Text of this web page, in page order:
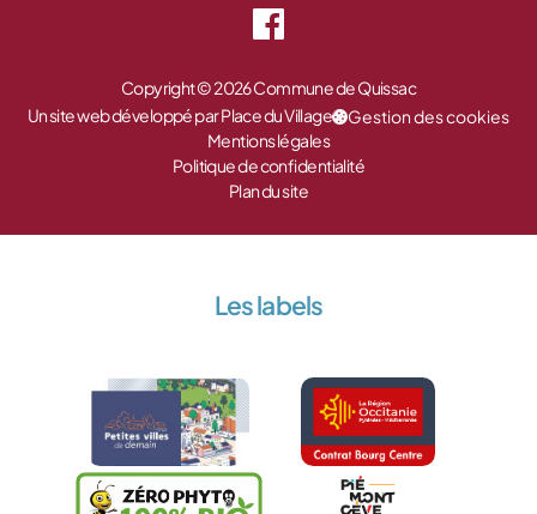
Copyright © 2026 Commune de Quissac
Un site web développé par Place du Village
Gestion des cookies
Mentions légales
Politique de confidentialité
Plan du site
Les labels